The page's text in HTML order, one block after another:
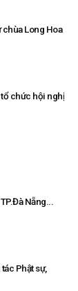
Long Hoa
tổ chức hội nghị
Nẵng...
Phật sự,